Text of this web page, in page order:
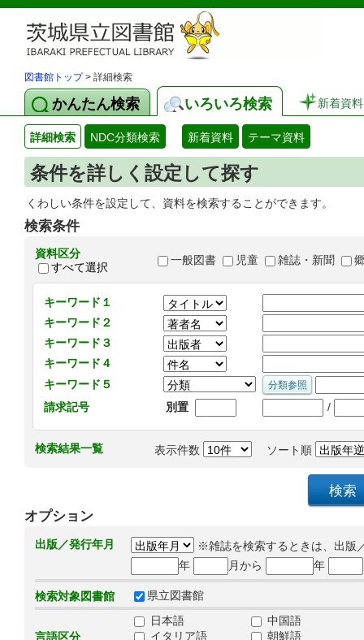
図書館トップ> 詳細検索
かんたん検索 いろいろ検索 新着資料
詳細検索 NDC分類検索 新着資料 テーマ資料
条件を詳しく設定して探す
くわしい条件を設定して、資料を検索することができます。
検索条件
資料区分
すべて選択
一般図書 児童 雑誌・新聞
キーワード１
キーワード２
キーワード３
キーワード４
キーワード５
請求記号
別置 /
検索結果一覧 表示件数 ソート順
オプション
出版／発行年月
※雑誌を検索するときは、出版
年
月から 年
検索対象図書館 県立図書館
言語区分
日本語
中国語
イタリア語
朝鮮語